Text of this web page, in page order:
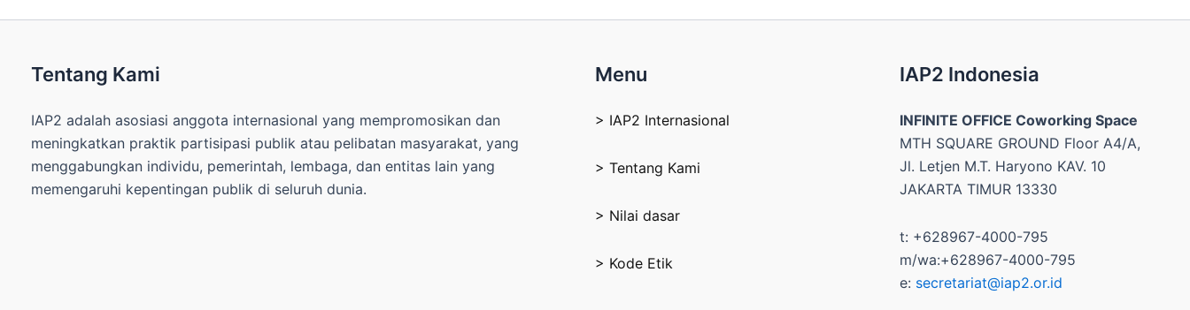
Tentang Kami
IAP2 adalah asosiasi anggota internasional yang mempromosikan dan
meningkatkan praktik partisipasi publik atau pelibatan masyarakat, yang
menggabungkan individu, pemerintah, lembaga, dan entitas lain yang
memengaruhi kepentingan publik di seluruh dunia.
Menu
> IAP2 Internasional
> Tentang Kami
> Nilai dasar
> Kode Etik
IAP2 Indonesia
INFINITE OFFICE Coworking Space
MTH SQUARE GROUND Floor A4/A,
Jl. Letjen M.T. Haryono KAV. 10
JAKARTA TIMUR 13330
t: +628967-4000-795
m/wa:+628967-4000-795
e: secretariat@iap2.or.id